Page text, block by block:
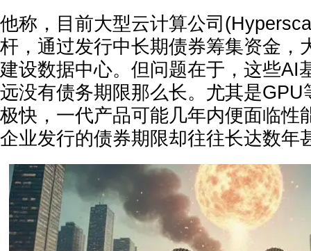
他称，目前大型云计算公司
杆，通过发行中长期债券筹集资金，
建设数据中心。但问题在于，这些AI
远没有债务期限那么长。尤其是GPU
极快，一代产品可能几年内便面临性
企业发行的债券期限却往往长达数年